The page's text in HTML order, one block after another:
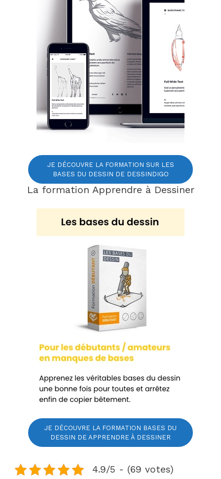
JE DÉCOUVRE LA FORMATION SUR LES
BASES DU DESSIN DE DESSINDIGO
La formation Apprendre à Dessiner
JE DÉCOUVRE LA FORMATION BASES DU
DESSIN DE APPRENDRE À DESSINER
4.9/5 - (69 votes)